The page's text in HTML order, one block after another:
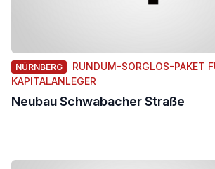
NÜRNBERG
RUNDUM-SORGLOS-PAKET
KAPITALANLEGER
Neubau Schwabacher Straße